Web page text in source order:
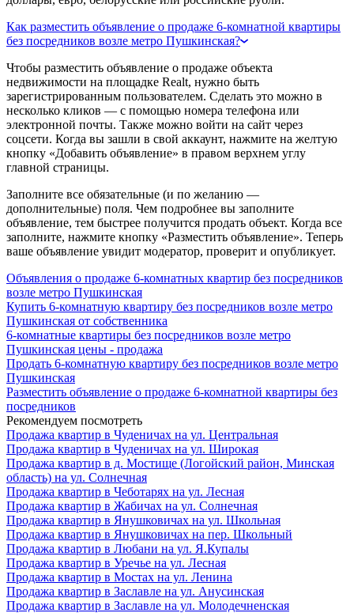
Как разместить объявление о продаже 6-комнатной квартиры
без посредников возле метро Пушкинская?
Чтобы разместить объявление о продаже объекта
недвижимости на площадке Realt, нужно быть
зарегистрированным пользователем. Сделать это можно в
несколько кликов — с помощью номера телефона или
электронной почты. Также можно войти на сайт через
соцсети. Когда вы зашли в свой аккаунт, нажмите на желтую
кнопку «Добавить объявление» в правом верхнем углу
главной страницы.
Заполните все обязательные (и по желанию —
дополнительные) поля. Чем подробнее вы заполните
объявление, тем быстрее получится продать объект. Когда все
заполните, нажмите кнопку «Разместить объявление». Теперь
ваше объявление увидит модератор, проверит и опубликует.
Объявления о продаже 6-комнатных квартир без посредников
возле метро Пушкинская
Купить 6-комнатную квартиру без посредников возле метро
Пушкинская от собственника
6-комнатные квартиры без посредников возле метро
Пушкинская цены - продажа
Продать 6-комнатную квартиру без посредников возле метро
Пушкинская
Разместить объявление о продаже 6-комнатной квартиры без
посредников
Рекомендуем посмотреть
Продажа квартир в Чуденичах на ул. Центральная
Продажа квартир в Чуденичах на ул. Широкая
Продажа квартир в д. Мостище (Логойский район, Минская
область) на ул. Солнечная
Продажа квартир в Чеботарях на ул. Лесная
Продажа квартир в Жабичах на ул. Солнечная
Продажа квартир в Янушковичах на ул. Школьная
Продажа квартир в Янушковичах на пер. Школьный
Продажа квартир в Любани на ул. Я.Купалы
Продажа квартир в Уречье на ул. Лесная
Продажа квартир в Мостах на ул. Ленина
Продажа квартир в Заславле на ул. Анусинская
Продажа квартир в Заславле на ул. Молодечненская